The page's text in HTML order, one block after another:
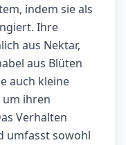
indem sie als
Ihre
aus Nektar,
aus Blüten
auch kleine
um ihren
Verhalten
umfasst sowohl